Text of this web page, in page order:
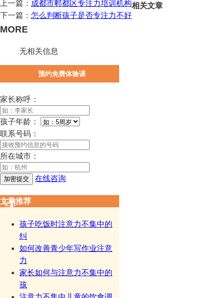
上一篇： 成都市郫都区专注力培训机构
下一篇： 怎么判断孩子是否专注力不好
相关文章
MORE
无相关信息
预约免费体验课
家长称呼：
孩子年龄：
联系号码：
所在城市：
在线咨询
文章推荐
孩子吃饭时注意力不集中的
纠
如何改善青少年写作业注意
力
家长如何与注意力不集中的
孩